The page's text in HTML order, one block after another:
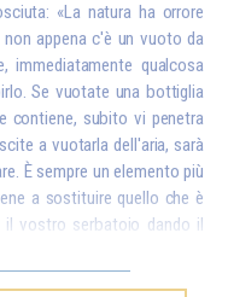
«La natura ha orrore
appena c'è un vuoto da
immediatamente qualcosa
Se vuotate una bottiglia
contiene, subito vi penetra
a vuotarla dell'aria, sarà
È sempre un elemento più
a sostituire quello che è
vostro serbatoio dando il